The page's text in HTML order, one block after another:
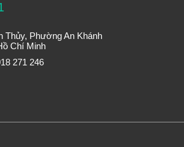
Thủy, Phường An Khánh
Chí Minh
271 246